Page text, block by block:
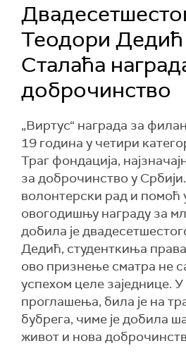
Теодори Дедић
Сталаћа
доброчинство
„Виртус“ награда за
19 година у четири
Траг фондација,
за доброчинство у
волонтерски рад и помоћ
овогодишњу награду за
добила је
Дедић, студенткиња
ово признење сматра не
успехом целе заједнице. У
проглашења, била је на
бубрега, чиме је добила
живот и нова